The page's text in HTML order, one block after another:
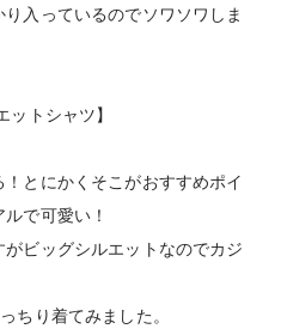
入っているのでソワソワしま
ットシャツ】
とにかくそこがおすすめポイ
で可愛い！
ビッグシルエットなのでカジ
ちり着てみました。